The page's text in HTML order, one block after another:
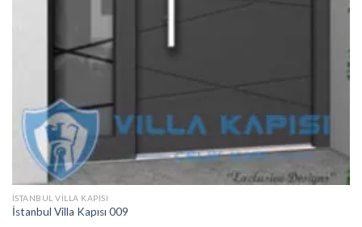
İSTANBUL VILLA KAPISI
İstanbul Villa Kapısı 009